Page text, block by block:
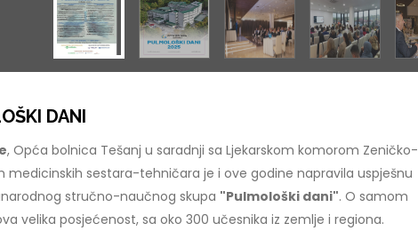
DANI
, Opća bolnica Tešanj u saradnji sa Ljekarskom komorom Zeničko-
medicinskih sestara-tehničara je i ove godine napravila uspješnu
stručno-naučnog skupa "Pulmološki dani". O samom
velika posjećenost, sa oko 300 učesnika iz zemlje i regiona.